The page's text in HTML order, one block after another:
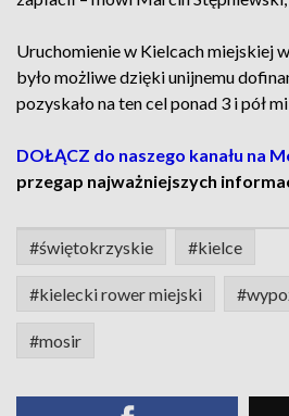
Uruchomienie w Kielcach miejskiej
było możliwe dzięki unijnemu
pozyskało na ten cel ponad 3 i pół
DOŁĄCZ do naszego kanału na
przegap najważniejszych
#świętokrzyskie #kielce
#kielecki rower miejski
#mosir